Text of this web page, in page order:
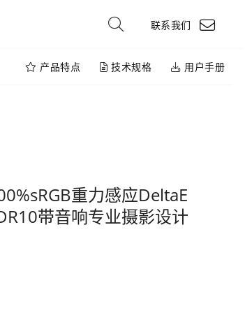
联系我们
产品特点 技术规格 用户手册
重力感应DeltaE
带音响专业摄影设计